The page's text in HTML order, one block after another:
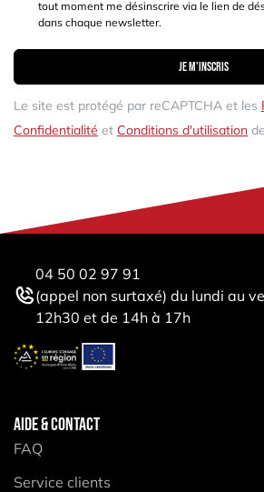
tout moment me désinscrire via le lien de
dans chaque newsletter.
Je m'inscris
Le site est protégé par reCAPTCHA et les
Confidentialité et Conditions d'utilisation
04 50 02 97 91
(appel non surtaxé) du lundi au
12h30 et de 14h à 17h
AIDE & CONTACT
FAQ
Service clients